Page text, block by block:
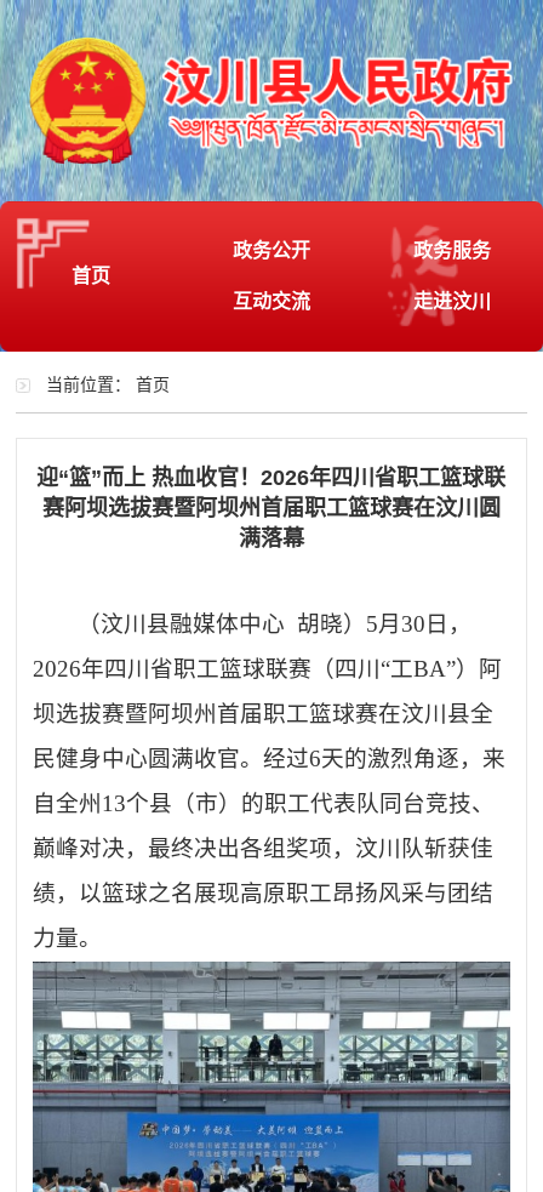
首页
政务公开 政务服务
互动交流 走进汶川
当前位置：首页
迎“篮”而上 热血收官！2026年四川省职工篮球联
赛阿坝选拔赛暨阿坝州首届职工篮球赛在汶川圆
满落幕
（汶川县融媒体中心 胡晓）5月30日，
2026年四川省职工篮球联赛（四川“工BA”）阿
坝选拔赛暨阿坝州首届职工篮球赛在汶川县全
民健身中心圆满收官。经过6天的激烈角逐，来
自全州13个县（市）的职工代表队同台竞技、
巅峰对决，最终决出各组奖项，汶川队斩获佳
绩，以篮球之名展现高原职工昂扬风采与团结
力量。